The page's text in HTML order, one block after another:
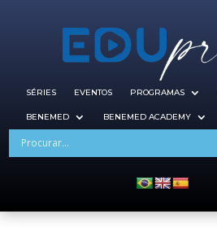
SÉRIES EVENTOS PROGRAMAS
BENEMED BENEMED ACADEMY